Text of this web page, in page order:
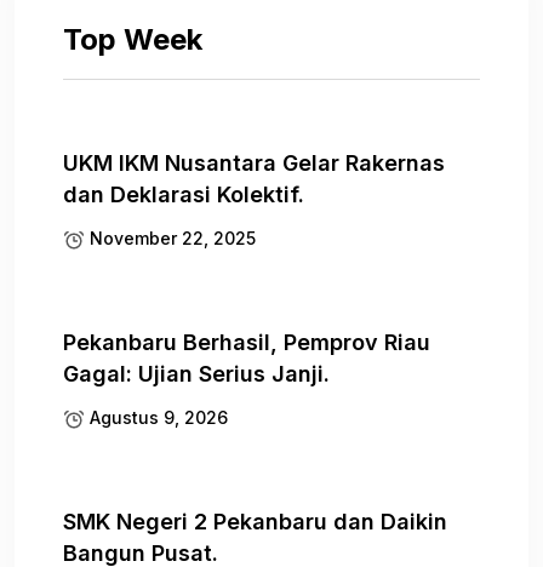
Top Week
UKM IKM Nusantara Gelar Rakernas
dan Deklarasi Kolektif.
November 22, 2025
Pekanbaru Berhasil, Pemprov Riau
Gagal: Ujian Serius Janji.
Agustus 9, 2026
SMK Negeri 2 Pekanbaru dan Daikin
Bangun Pusat.